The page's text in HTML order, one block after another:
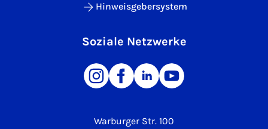
Warburger Str. 100
Hinweisgebersystem
Soziale Netzwerke